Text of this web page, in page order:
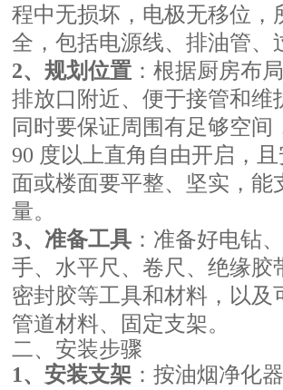
程中无损坏，电极无移位，
全，包括电源线、排油管、
2、规划位置 ：根据厨房布
排放口附近、便于接管和维
同时要保证周围有足够空间
90 度以上直角自由开启，
面或楼面要平整、坚实，能
量。
3、准备工具 ：准备好电钻
手、水平尺、卷尺、绝缘胶
密封胶等工具和材料，以及
管道材料、固定支架。
二、安装步骤
1、安装支架 ：按油烟净化